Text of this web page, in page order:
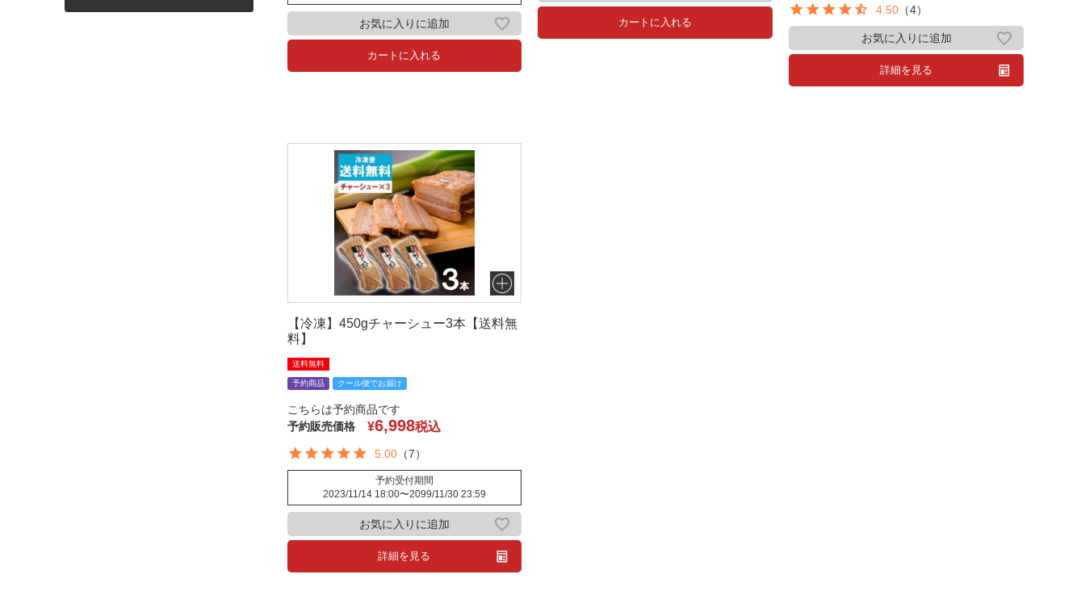
カートに入れる
お気に入りに追加 カートに入れる
4.50 （4）
詳細を見る
お気に入りに追加
【冷凍】450gチャーシュー3本【送料無
料】
送料無料
予約商品 クール便でお届け
こちらは予約商品です
予約販売価格
¥6,998税込
5.00（7）
予約受付期間
2023/11/14 18:00〜2099/11/30 23:59
詳細を見る
お気に入りに追加